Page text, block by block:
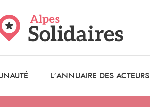
L'ANNUAIRE DES ACTEURS